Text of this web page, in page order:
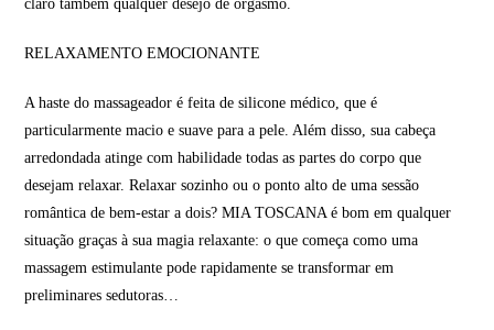
claro também qualquer desejo de orgasmo.
RELAXAMENTO EMOCIONANTE
A haste do massageador é feita de silicone médico, que é
particularmente macio e suave para a pele. Além disso, sua cabeça
arredondada atinge com habilidade todas as partes do corpo que
desejam relaxar. Relaxar sozinho ou o ponto alto de uma sessão
romântica de bem-estar a dois? MIA TOSCANA é bom em qualquer
situação graças à sua magia relaxante: o que começa como uma
massagem estimulante pode rapidamente se transformar em
preliminares sedutoras…